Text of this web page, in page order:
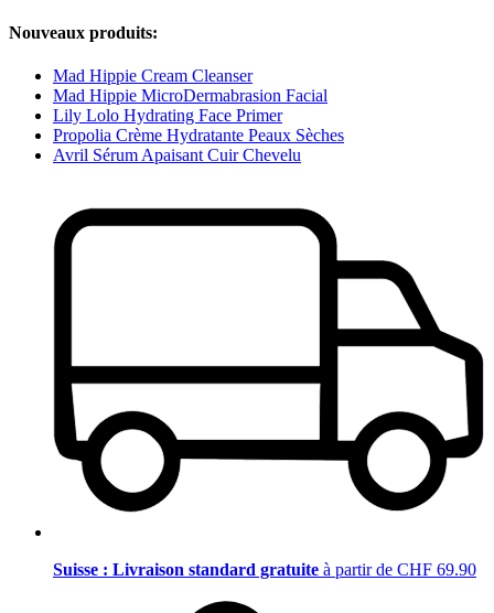
Nouveaux produits:
Mad Hippie Cream Cleanser
Mad Hippie MicroDermabrasion Facial
Lily Lolo Hydrating Face Primer
Propolia Crème Hydratante Peaux Sèches
Avril Sérum Apaisant Cuir Chevelu
Suisse : Livraison standard gratuite à partir de CHF 69.90